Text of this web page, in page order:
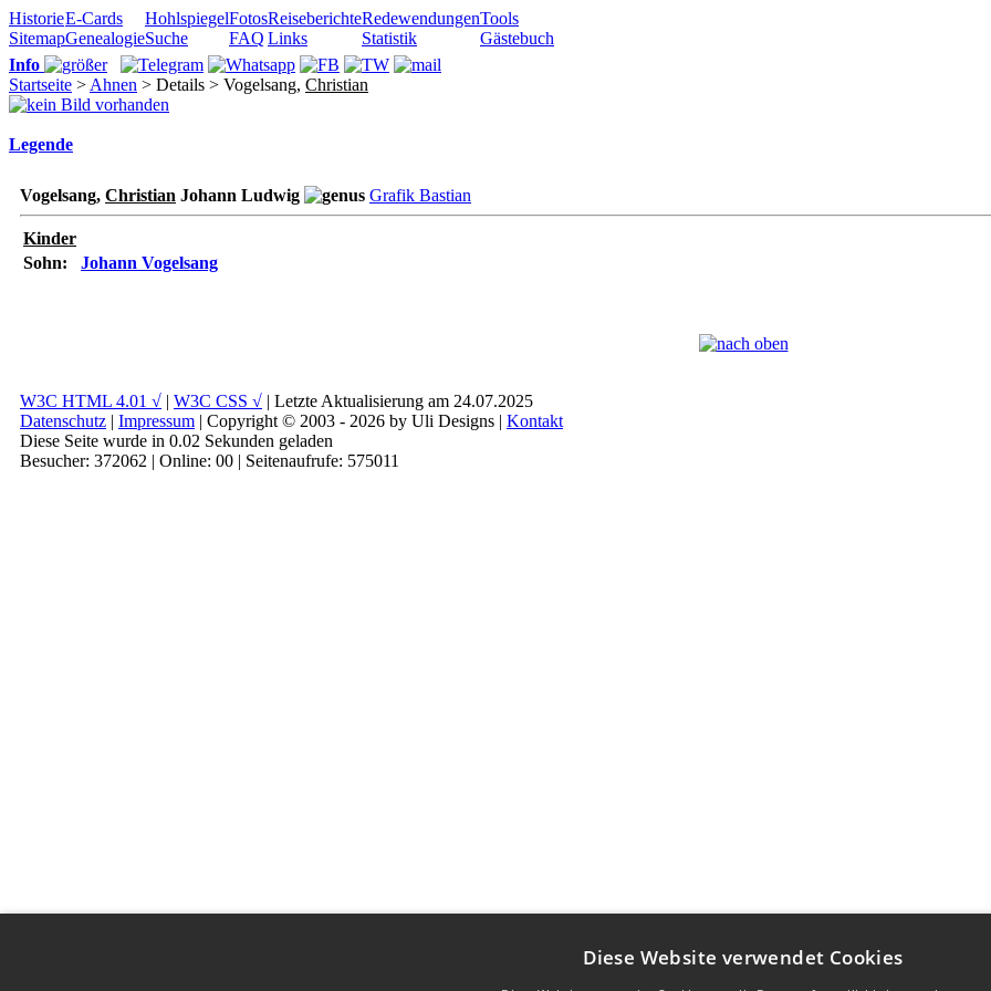
HistorieE-Cards HohlspiegelFotosReiseberichteRedewendungenTools
SitemapGenealogieSuche FAQ Links Statistik
Gästebuch
Info
Startseite > Ahnen > Details > Vogelsang, Christian
Legende
Vogelsang, Christian Johann Ludwig Grafik Bastian
Kinder
Sohn:
Johann Vogelsang
W3C HTML 4.01 √ | W3C CSS √ | Letzte Aktualisierung am 24.07.2025
Datenschutz | Impressum | Copyright © 2003 - 2026 by Uli Designs | Kontakt
Diese Seite wurde in 0.02 Sekunden geladen
Besucher: 372062 | Online: 00 | Seitenaufrufe: 575011
Diese Website verwendet Cookies